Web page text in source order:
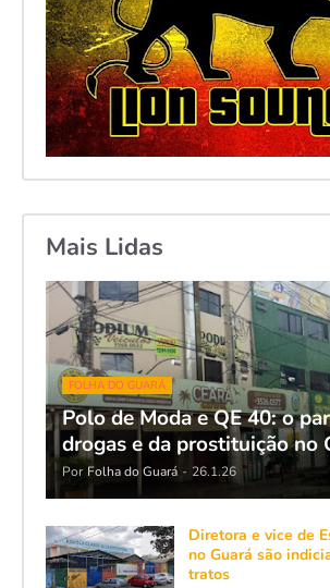
Mais Lidas
FOLHA DO GUARÁ
Polo de Moda e QE 40: o
drogas e da prostituição no
Por Folha do Guará - 26.1.26
Diretora e vice de
no Guará são
tratos